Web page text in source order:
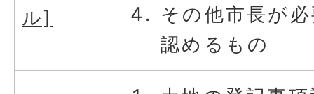
ル]
その他市長が
認めるもの